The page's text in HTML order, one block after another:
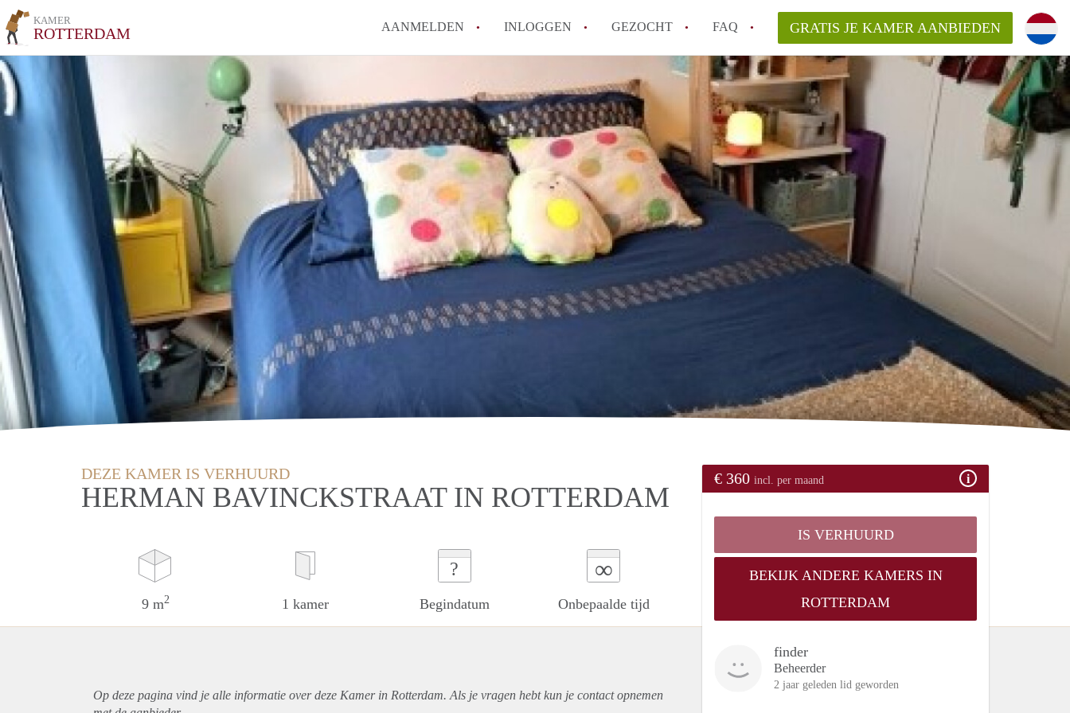
KAMER
ROTTERDAM AANMELDEN INLOGGEN GEZOCHT FAQ
Moet ik mij inschrijven bij de gemeente als ik een kamer huur in
Rotterdam?
Hoe groot is de kans dat ik snel een kamer vind?
Wat kost een studentenkamer gemiddeld in Rotterdam?
In welke wijken van Rotterdam kan ik het beste wonen als student?
Hoe vind ik een kamer in Rotterdam?
Alle veelgestelde vragen
GRATIS JE KAMER AANBIEDEN
DEZE KAMER IS VERHUURD
HERMAN BAVINCKSTRAAT IN ROTTERDAM
9 m2 1 kamer
?
Begindatum
∞
Onbepaalde tijd
€ 360 incl. per maand
IS VERHUURD
BEKIJK ANDERE KAMERS IN
ROTTERDAM
finder
Beheerder
2 jaar geleden lid geworden
Op deze pagina vind je alle informatie over deze Kamer in Rotterdam. Als je vragen hebt kun je contact opnemen